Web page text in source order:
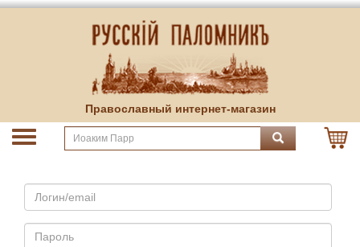
Православный интернет-магазин
Email
Пароль